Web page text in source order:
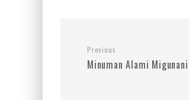
Previous
Minuman Alami